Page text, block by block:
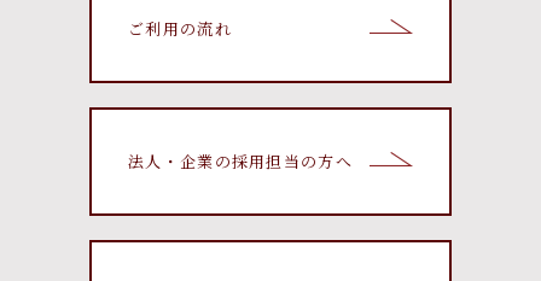
ご利用の流れ
法人・企業の採用担当の方へ